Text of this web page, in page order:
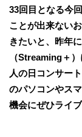
33回目となる今
ことが出来ない
きたいと、昨年
（Streaming＋
人の日コンサー
のパソコンやス
機会にぜひライ